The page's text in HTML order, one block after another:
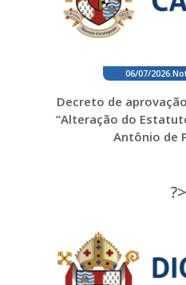
06/07/2026.
Decreto de
“Alteração do
Antônio de
?>